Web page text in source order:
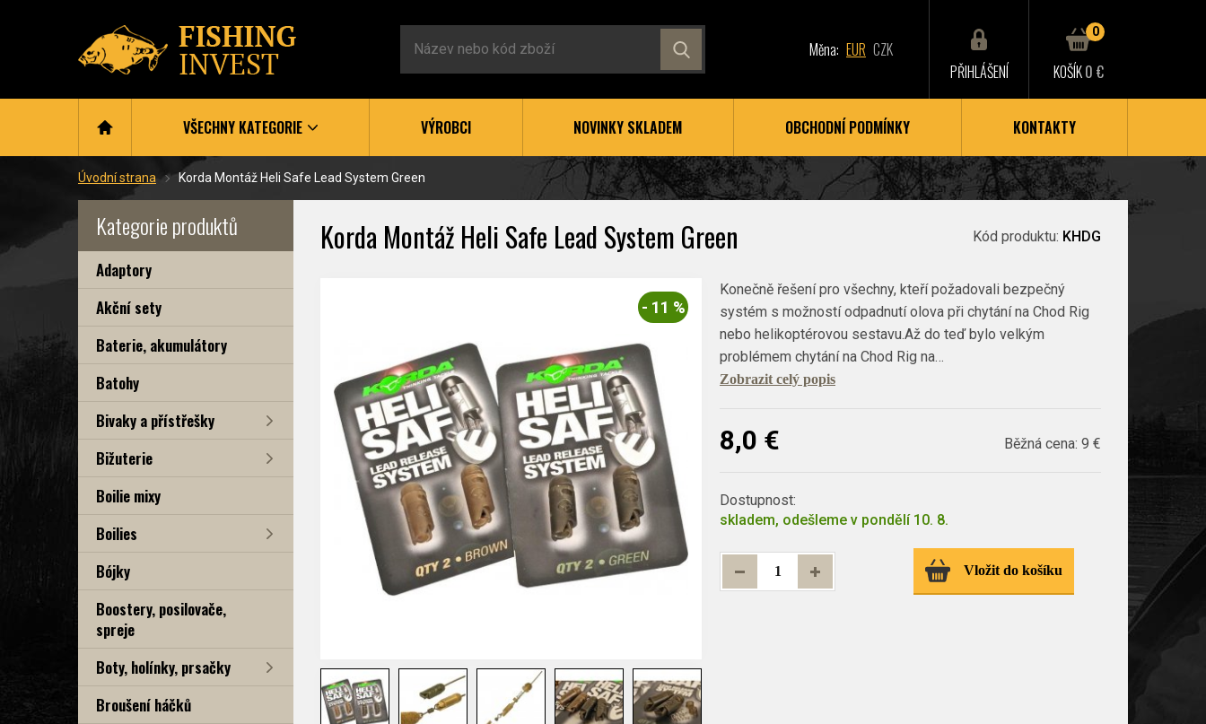
Měna: EUR CZK
PŘIHLÁŠENÍ
0
KOŠÍK0 €
VŠECHNY KATEGORIE VÝROBCI NOVINKY SKLADEM OBCHODNÍ PODMÍNKY KONTAKTY
Úvodní strana Korda Montáž Heli Safe Lead System Green
Kategorie produktů
Adaptory
Akční sety
Baterie, akumulátory
Batohy
Bivaky a přístřešky
Bižuterie
Boilie mixy
Boilies
Bójky
Boostery, posilovače,
spreje
Boty, holínky, prsačky
Broušení háčků
Korda Montáž Heli Safe Lead System Green Kód produktu: KHDG
- 11 %
Konečně řešení pro všechny, kteří požadovali bezpečný
systém s možností odpadnutí olova při chytání na Chod Rig
nebo helikoptérovou sestavu.Až do teď bylo velkým
problémem chytání na Chod Rig na…
Zobrazit celý popis
8,0 € Běžná cena: 9 €
Dostupnost:
skladem, odešleme v pondělí 10. 8.
Vložit do košíku